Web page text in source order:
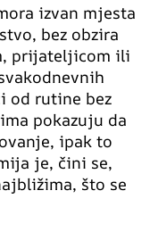
izvan mjesta
bez obzira
prijateljicom ili
od rutine bez
pokazuju da
ipak to
je, čini se,
što se